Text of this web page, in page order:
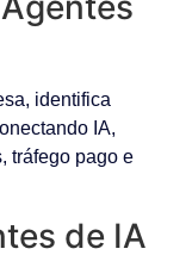
identifica
IA,
tráfego pago e
de IA